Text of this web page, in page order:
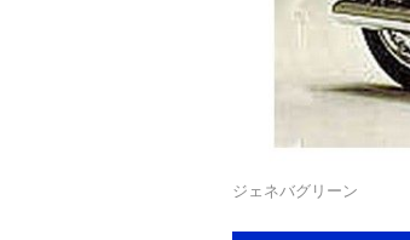
ジェネバグリーン